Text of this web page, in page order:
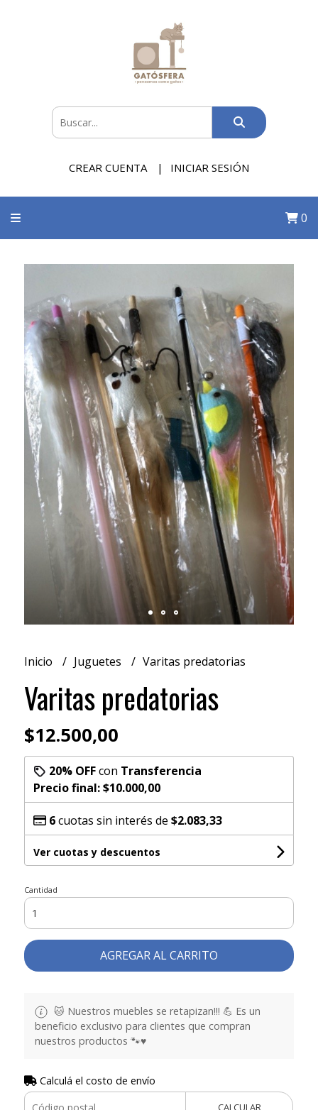
CREAR CUENTA INICIAR SESIÓN
0
Inicio Juguetes Varitas predatorias
Varitas predatorias
$12.500,00
20% OFFcon Transferencia
Precio final:$10.000,00
6cuotas sin interés de $2.083,33
Ver cuotas y descuentos
Cantidad
AGREGAR AL CARRITO
🐱 Nuestros muebles se retapizan!!! 💪 Es un
beneficio exclusivo para clientes que compran
nuestros productos 🐾♥️
Calculá el costo de envío
CALCULAR